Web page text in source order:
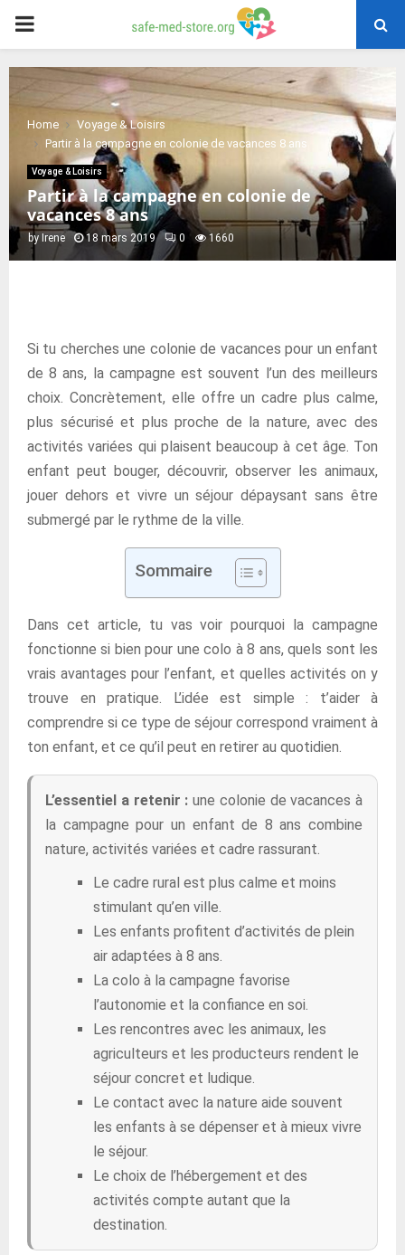
PRIMARY
MENU
Home
Voyage & Loisirs
Partir à la campagne en colonie de vacances 8 ans
Voyage & Loisirs
Partir à la campagne en colonie de
vacances 8 ans
by Irene 18 mars 2019 0 1660
Si tu cherches une colonie de vacances pour un enfant
de 8 ans, la campagne est souvent l’un des meilleurs
choix. Concrètement, elle offre un cadre plus calme,
plus sécurisé et plus proche de la nature, avec des
activités variées qui plaisent beaucoup à cet âge. Ton
enfant peut bouger, découvrir, observer les animaux,
jouer dehors et vivre un séjour dépaysant sans être
submergé par le rythme de la ville.
Sommaire
Dans cet article, tu vas voir pourquoi la campagne
fonctionne si bien pour une colo à 8 ans, quels sont les
vrais avantages pour l’enfant, et quelles activités on y
trouve en pratique. L’idée est simple : t’aider à
comprendre si ce type de séjour correspond vraiment à
ton enfant, et ce qu’il peut en retirer au quotidien.
L’essentiel a retenir : une colonie de vacances à
la campagne pour un enfant de 8 ans combine
nature, activités variées et cadre rassurant.
Le cadre rural est plus calme et moins
stimulant qu’en ville.
Les enfants profitent d’activités de plein
air adaptées à 8 ans.
La colo à la campagne favorise
l’autonomie et la confiance en soi.
Les rencontres avec les animaux, les
agriculteurs et les producteurs rendent le
séjour concret et ludique.
Le contact avec la nature aide souvent
les enfants à se dépenser et à mieux vivre
le séjour.
Le choix de l’hébergement et des
activités compte autant que la
destination.